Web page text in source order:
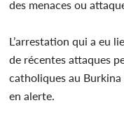
des menaces ou
L’arrestation qui a eu
de récentes attaques
catholiques au
en alerte.